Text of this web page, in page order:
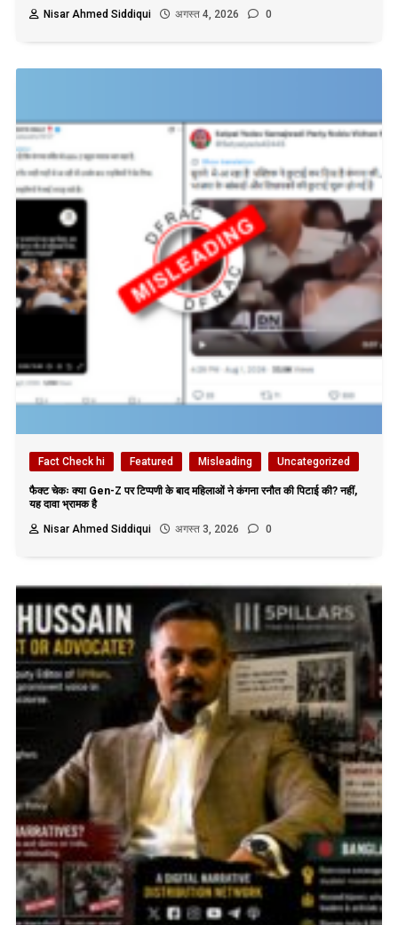
Nisar Ahmed Siddiqui अगस्त 4, 2026 0
Fact Check hi Featured Misleading Uncategorized
फैक्ट चेकः क्या Gen-Z पर टिप्पणी के बाद महिलाओं ने कंगना रनौत की पिटाई की? नहीं,
यह दावा भ्रामक है
Nisar Ahmed Siddiqui
अगस्त 3, 2026 0